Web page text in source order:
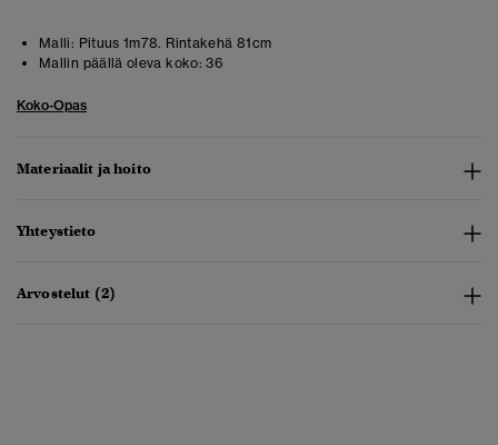
Malli: Pituus 1m78. Rintakehä 81cm
Mallin päällä oleva koko: 36
Koko-Opas
Materiaalit ja hoito
Yhteystieto
Arvostelut (2)